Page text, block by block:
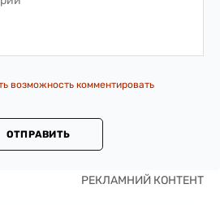
возможность комментировать
ОТПРАВИТЬ